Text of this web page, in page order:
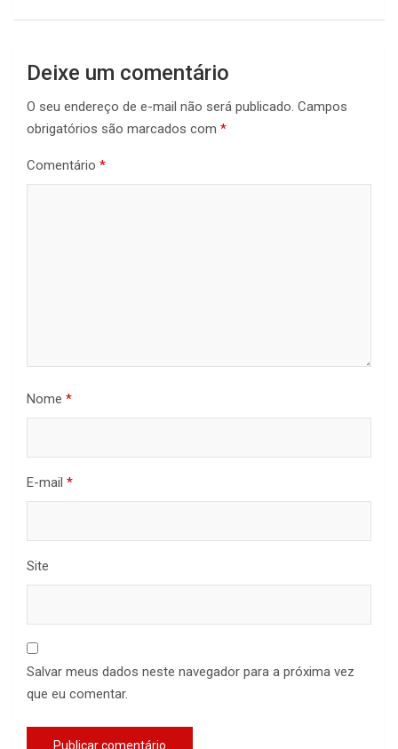
Deixe um comentário
O seu endereço de e-mail não será publicado. Campos
obrigatórios são marcados com *
Comentário *
Nome *
E-mail *
Site
Salvar meus dados neste navegador para a próxima vez
que eu comentar.